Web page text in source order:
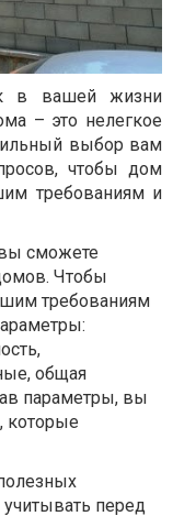
в вашей жизни
– это нелегкое
выбор вам
чтобы дом
требованиям и
сможете
Чтобы
требованиям
общая
параметры, вы
которые
перед